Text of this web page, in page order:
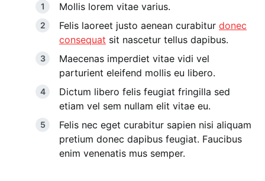
Mollis lorem vitae varius.
Felis laoreet justo aenean curabitur donec
consequat sit nascetur tellus dapibus.
Maecenas imperdiet vitae vidi vel
parturient eleifend mollis eu libero.
Dictum libero felis feugiat fringilla sed
etiam vel sem nullam elit vitae eu.
Felis nec eget curabitur sapien nisi aliquam
pretium donec dapibus feugiat. Faucibus
enim venenatis mus semper.